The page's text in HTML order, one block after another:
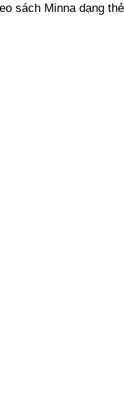
sách Minna dạng